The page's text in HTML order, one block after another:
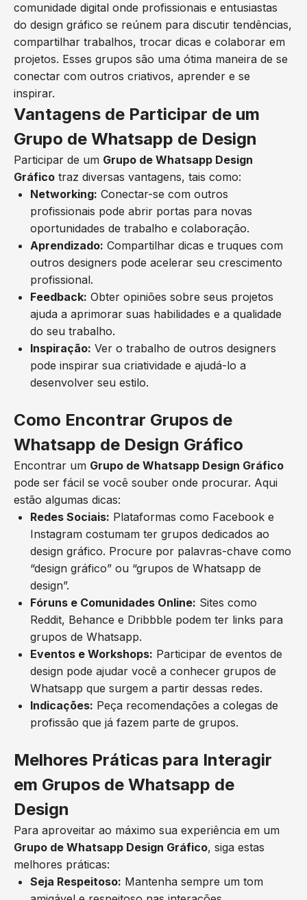
comunidade digital onde profissionais e entusiastas
do design gráfico se reúnem para discutir tendências,
compartilhar trabalhos, trocar dicas e colaborar em
projetos. Esses grupos são uma ótima maneira de se
conectar com outros criativos, aprender e se
inspirar.
Vantagens de Participar de um
Grupo de Whatsapp de Design
Participar de um Grupo de Whatsapp Design
Gráfico traz diversas vantagens, tais como:
Networking: Conectar-se com outros
profissionais pode abrir portas para novas
oportunidades de trabalho e colaboração.
Aprendizado: Compartilhar dicas e truques com
outros designers pode acelerar seu crescimento
profissional.
Feedback: Obter opiniões sobre seus projetos
ajuda a aprimorar suas habilidades e a qualidade
do seu trabalho.
Inspiração: Ver o trabalho de outros designers
pode inspirar sua criatividade e ajudá-lo a
desenvolver seu estilo.
Como Encontrar Grupos de
Whatsapp de Design Gráfico
Encontrar um Grupo de Whatsapp Design Gráfico
pode ser fácil se você souber onde procurar. Aqui
estão algumas dicas:
Redes Sociais: Plataformas como Facebook e
Instagram costumam ter grupos dedicados ao
design gráfico. Procure por palavras-chave como
“design gráfico” ou “grupos de Whatsapp de
design”.
Fóruns e Comunidades Online: Sites como
Reddit, Behance e Dribbble podem ter links para
grupos de Whatsapp.
Eventos e Workshops: Participar de eventos de
design pode ajudar você a conhecer grupos de
Whatsapp que surgem a partir dessas redes.
Indicações: Peça recomendações a colegas de
profissão que já fazem parte de grupos.
Melhores Práticas para Interagir
em Grupos de Whatsapp de
Design
Para aproveitar ao máximo sua experiência em um
Grupo de Whatsapp Design Gráfico, siga estas
melhores práticas:
Seja Respeitoso: Mantenha sempre um tom